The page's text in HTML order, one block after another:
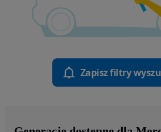
Zapisz filtry